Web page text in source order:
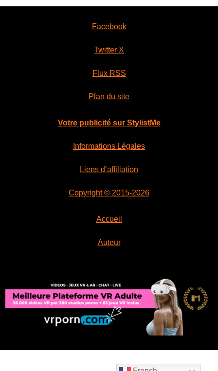
Facebook
Twitter X
Flux RSS
Plan du site
Votre publicité sur StylistMe
Informations Légales
Liens d’affiliation
Copyright © 2015-2026
Accueil
Auteur